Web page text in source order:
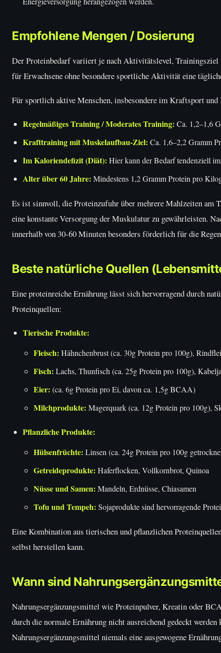
Empfohlene Mengen / Dosierung
Der Proteinbedarf variiert je nach Aktivitätslevel,
für Erwachsene ohne besondere sportliche Aktivität eine
Für sportlich aktive Menschen, insbesondere im Kraftsport
Regelmäßiges Training / Moderates Training: Ca. 1,2–1,6
Krafttraining mit Muskelaufbau-Ziel: Ca. 1,6–2,2 Gramm
Im Kaloriendefizit (Diät): Hier kann der Bedarf tendenziell
Alter über 60 Jahre: Mindestens 1,2 Gramm Protein pro
Es ist sinnvoll, die Proteinzufuhr über mehrere Mahlzeiten am
eine konstante Versorgung der Muskulatur zu gewährleisten.
innerhalb von 30-60 Minuten besonders förderlich für die
Beste natürliche Quellen
Eine proteinreiche Ernährung lässt sich hervorragend durch
Proteinquellen:
Tierische Produkte:
Fleisch: Hähnchenbrust (ca. 30g Protein pro 100g),
Fisch: Lachs, Thunfisch (ca. 25g Protein pro 100g),
Eier: (ca. 6g Protein pro Ei, davon ca. 1,5g BCAA)
Milchprodukte: Magerquark (ca. 12g Protein pro 100g),
Pflanzliche Produkte:
Hülsenfrüchte: Linsen (ca. 24g Protein pro 100g
Getreideprodukte: Haferflocken, Vollkornbrot, Quinoa
Nüsse und Samen: Mandeln, Erdnüsse, Chiasamen
Tofu und Tempeh: Sojaprodukte sind hervorragende
Eine Kombination aus tierischen und pflanzlichen
selbst herstellen kann.
Wann sind
Nahrungsergänzungsmittel wie Proteinpulver, Kreatin oder
durch die normale Ernährung nicht ausreichend gedeckt
Nahrungsergänzungsmittel niemals eine ausgewogene